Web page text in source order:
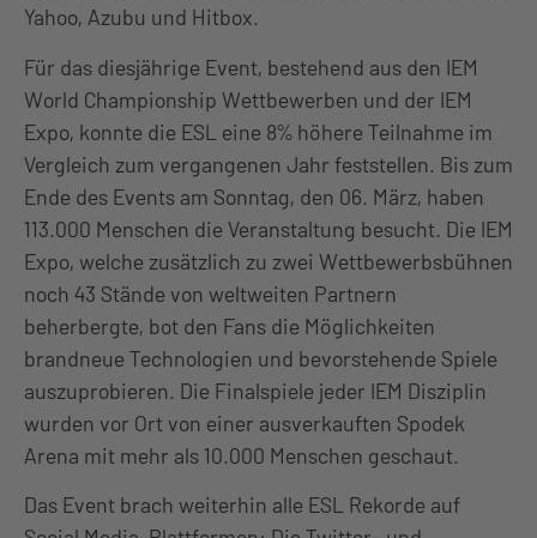
Yahoo, Azubu und Hitbox.
Für das diesjährige Event, bestehend aus den IEM
World Championship Wettbewerben und der IEM
Expo, konnte die ESL eine 8% höhere Teilnahme im
Vergleich zum vergangenen Jahr feststellen. Bis zum
Ende des Events am Sonntag, den 06. März, haben
113.000 Menschen die Veranstaltung besucht. Die IEM
Expo, welche zusätzlich zu zwei Wettbewerbsbühnen
noch 43 Stände von weltweiten Partnern
beherbergte, bot den Fans die Möglichkeiten
brandneue Technologien und bevorstehende Spiele
auszuprobieren. Die Finalspiele jeder IEM Disziplin
wurden vor Ort von einer ausverkauften Spodek
Arena mit mehr als 10.000 Menschen geschaut.
Das Event brach weiterhin alle ESL Rekorde auf